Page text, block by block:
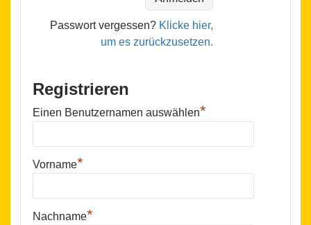
Passwort vergessen? Klicke hier,
um es zurückzusetzen.
Registrieren
Einen Benutzernamen auswählen*
Vorname*
Nachname*